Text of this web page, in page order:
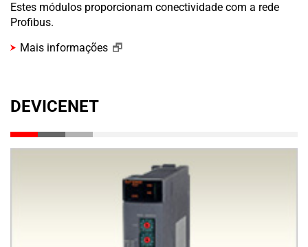
Estes módulos proporcionam conectividade com a rede
Profibus.
Mais informações
DEVICENET